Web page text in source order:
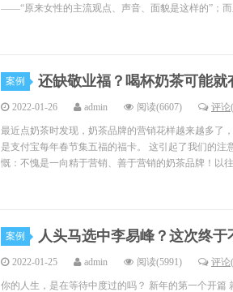
——“原来女性的主流观点、声音、面貌是这样的”；
案例 还缺敬业福？喝杯奶茶可能
2022-01-26 admin 阅读(6607) 评论
最近点奶茶时发现，奶茶品牌的营销花样越来越多
是支付宝每年春节集五福的福卡。 这引起了我们的
慨：不愧是一向精于营销、善于营销的奶茶品牌！以
案例 人头马选中李易峰？这次终于
2022-01-25 admin 阅读(5991) 评论
你的人生，是在等待中度过的吗？ 新年的第一个开篇